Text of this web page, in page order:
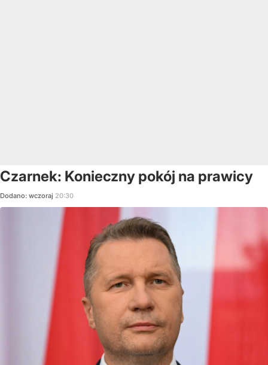
Czarnek: Konieczny pokój na prawicy
Dodano: wczoraj 20:30